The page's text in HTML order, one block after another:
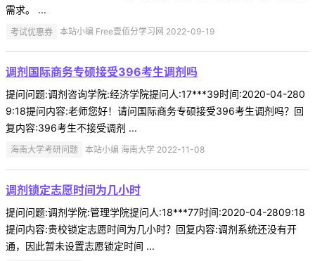
需求。 ...
考试优惠券 本站小编 Free壹佰分学习网 2022-09-19
调剂国际商务专硕接受396考生调剂吗
提问问题:调剂咨询学院:经济学院提问人:17***39时间:2020-04-280
9:18提问内容:老师您好！请问国际商务专硕接受396考生调剂吗？回
复内容:396考生不接受调剂 ...
海南大学考研问题 本站小编 海南大学 2022-11-08
调剂锁定志愿时间为几小时
提问问题:调剂学院:管理学院提问人:18***77时间:2020-04-2809:18
提问内容:贵校锁定志愿时间为几小时？回复内容:调剂系统还没有开
通，因此暂未设置志愿锁定时间 ...